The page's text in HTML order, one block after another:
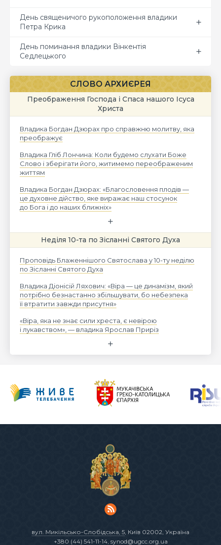
День священичого рукоположення владики
Петра Крика
День поминання владики Вінкентія
Седлецького
СЛОВО АРХИЄРЕЯ
Преображення Господа і Спаса нашого Ісуса
Христа
Владика Богдан Дзюрах про справжню молитву, яка
преображує
Владика Гліб Лончина: Коли будемо слухати Боже
Слово і зберігати його, житимемо переображеним
життям
Владика Богдан Дзюрах: «Благословення плодів —
це духовне дійство, яке виражає наш стосунок
до Бога і до наших ближніх»
Неділя 10-та по Зісланні Святого Духа
Проповідь Блаженнішого Святослава у 10-ту неділю
по Зісланні Святого Духа
Владика Діонісій Ляхович: «Віра — це динамізм, який
потрібно безнастанно збільшувати, бо небезпека
її втратити завжди присутня»
«Віра, яка не знає сили хреста, є невірою
і лукавством», — владика Ярослав Приріз
вул. Микільсько-Слобідська, 5 , Київ 02002, Україна
+380 (44) 541-11-14, synod@ugcc.org.ua